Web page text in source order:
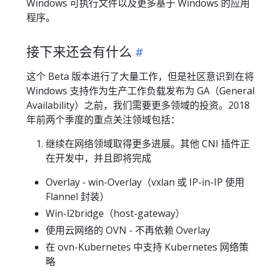
Windows 可执行文件以及更多基于 Windows 的应用
程序。
接下来还会有什么
这个 Beta 版本进行了大量工作，但是社区意识到在将
Windows 支持作为生产工作负载发布为 GA（General
Availability）之前，我们需要更多领域的投资。2018
年前两个季度的重点关注领域包括：
继续在网络领域取得更多进展。其他 CNI 插件正
在开发中，并且即将完成
Overlay - win-Overlay（vxlan 或 IP-in-IP 使用
Flannel 封装）
Win-l2bridge（host-gateway）
使用云网络的 OVN - 不再依赖 Overlay
在 ovn-Kubernetes 中支持 Kubernetes 网络策
略